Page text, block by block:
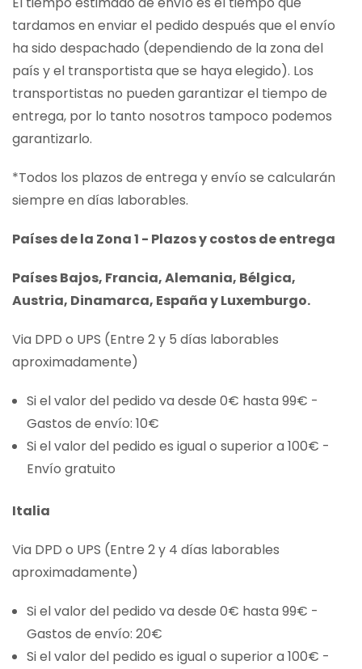
tardamos en enviar el pedido después que el envío
ha sido despachado (dependiendo de la zona del
país y el transportista que se haya elegido). Los
transportistas no pueden garantizar el tiempo de
entrega, por lo tanto nosotros tampoco podemos
garantizarlo.
*Todos los plazos de entrega y envío se calcularán
siempre en días laborables.
Países de la Zona 1 - Plazos y costos de entrega
Países Bajos, Francia, Alemania, Bélgica,
Austria, Dinamarca, España y Luxemburgo.
Via DPD o UPS (Entre 2 y 5 días laborables
aproximadamente)
Si el valor del pedido va desde 0€ hasta 99€ -
Gastos de envío: 10€
Si el valor del pedido es igual o superior a 100€ -
Envío gratuito
Italia
Via DPD o UPS (Entre 2 y 4 días laborables
aproximadamente)
Si el valor del pedido va desde 0€ hasta 99€ -
Gastos de envío: 20€
Si el valor del pedido es igual o superior a 100€ -